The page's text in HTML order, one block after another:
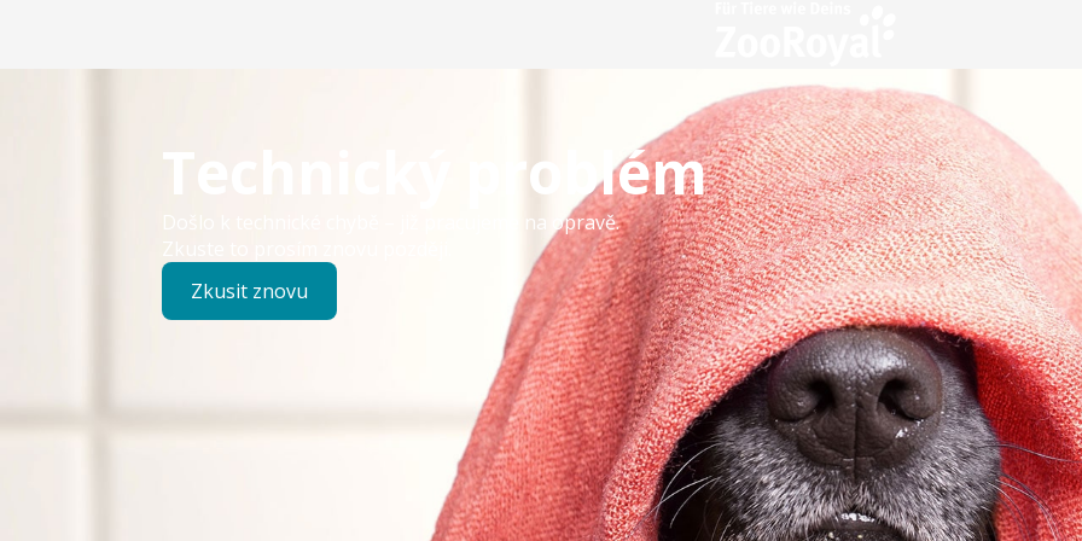
Technický problém
Došlo k technické chybě – již pracujeme na opravě.
Zkuste to prosím znovu později.
Zkusit znovu